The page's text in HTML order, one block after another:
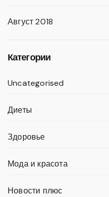
Август 2018
Категории
Uncategorised
Диеты
Здоровье
Мода и красота
Новости плюс